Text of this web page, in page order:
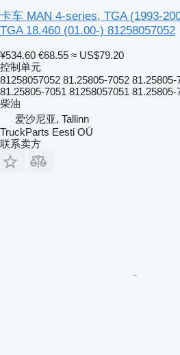
卡车 MAN 4-series, TGA (1993-
TGA 18.460 (01.00-) 81258057052
¥534.60 €68.55 ≈ US$79.20
控制单元
81258057052 81.25805-7052
81.25805-7051 81258057051 81.25805-
柴油
爱沙尼亚, Tallinn
TruckParts Eesti OÜ
联系卖方